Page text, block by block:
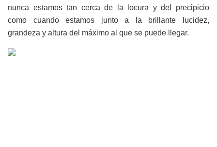
nunca estamos tan cerca de la locura y del precipicio
como cuando estamos junto a la brillante lucidez,
grandeza y altura del máximo al que se puede llegar.